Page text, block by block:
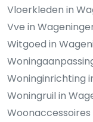
Vloerkleden in
Vve in
Witgoed in
Woninginrichting
Woningruil in